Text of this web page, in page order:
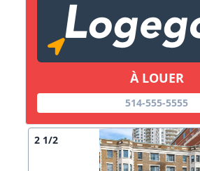
À LOUER
514-555-5555
2 1/2
Copier lien
X Fermer